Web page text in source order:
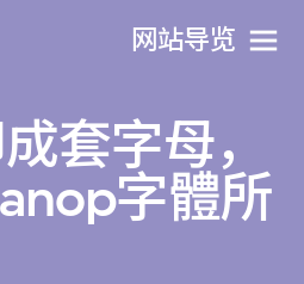
网站导览
套字母，
字體所